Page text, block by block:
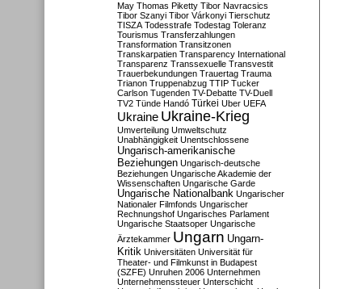
May Thomas Piketty Tibor Navracsics
Tibor Szanyi Tibor Várkonyi Tierschutz
TISZA Todesstrafe Todestag Toleranz
Tourismus Transferzahlungen
Transformation Transitzonen
Transkarpatien Transparency International
Transparenz Transsexuelle Transvestit
Trauerbekundungen Trauertag Trauma
Trianon Truppenabzug TTIP Tucker
Carlson Tugenden TV-Debatte TV-Duell
TV2 Tünde Handó Türkei Uber UEFA
Ukraine Ukraine-Krieg
Umverteilung Umweltschutz
Unabhängigkeit Unentschlossene
Ungarisch-amerikanische
Beziehungen Ungarisch-deutsche
Beziehungen Ungarische Akademie der
Wissenschaften Ungarische Garde
Ungarische Nationalbank Ungarischer
Nationaler Filmfonds Ungarischer
Rechnungshof Ungarisches Parlament
Ungarische Staatsoper Ungarische
Ärztekammer Ungarn Ungarn-
Kritik Universitäten Universität für
Theater- und Filmkunst in Budapest
(SZFE) Unruhen 2006 Unternehmen
Unternehmenssteuer Unterschicht